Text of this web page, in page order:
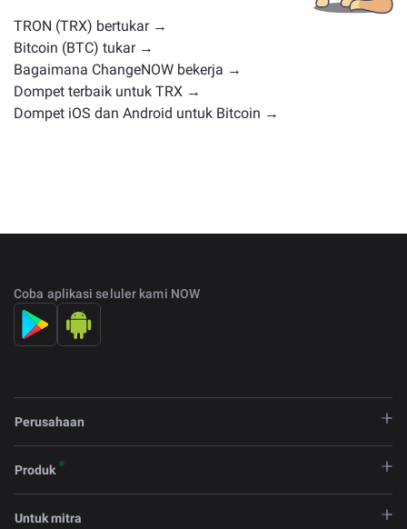
pertukaran utama.
TRON (TRX) bertukar →
Bitcoin (BTC) tukar →
Bagaimana ChangeNOW bekerja →
Dompet terbaik untuk TRX →
Dompet iOS dan Android untuk Bitcoin →
Coba aplikasi seluler kami NOW
Perusahaan
Produk
Untuk mitra